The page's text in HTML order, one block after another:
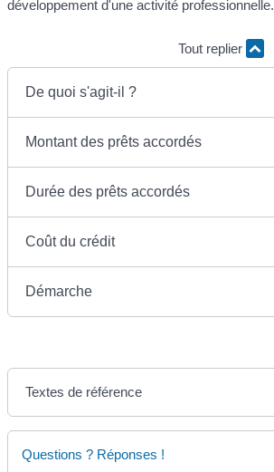
développement d'une activité professionnelle.
Tout replier
De quoi s'agit-il ?
Montant des prêts accordés
Durée des prêts accordés
Coût du crédit
Démarche
Textes de référence
Questions ? Réponses !